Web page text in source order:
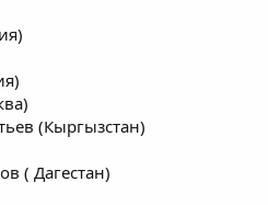
(Кыргызстан)
( Дагестан)